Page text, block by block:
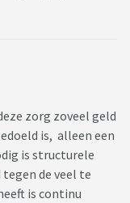
zorg zoveel geld
is, alleen een
is structurele
de veel te
is continu